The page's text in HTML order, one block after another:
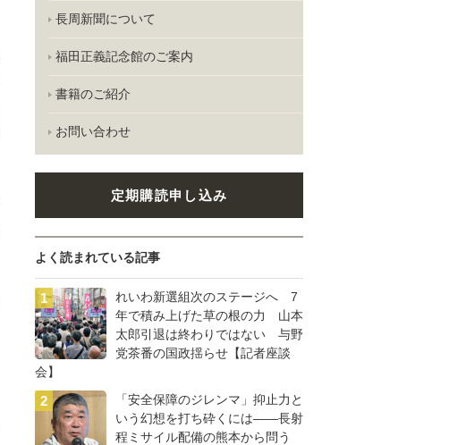
長周新聞について
福田正義記念館のご案内
書籍のご紹介
お問い合わせ
定期購読申し込み
よく読まれている記事
れいわ新選組次のステージへ 7
年で積み上げた草の根の力 山本
太郎引退は終わりではない 与野
党茶番の国政揺らせ【記者座談
会】
「安全保障のジレンマ」抑止力と
いう幻想を打ち砕くには――長射
程ミサイル配備の熊本から問う